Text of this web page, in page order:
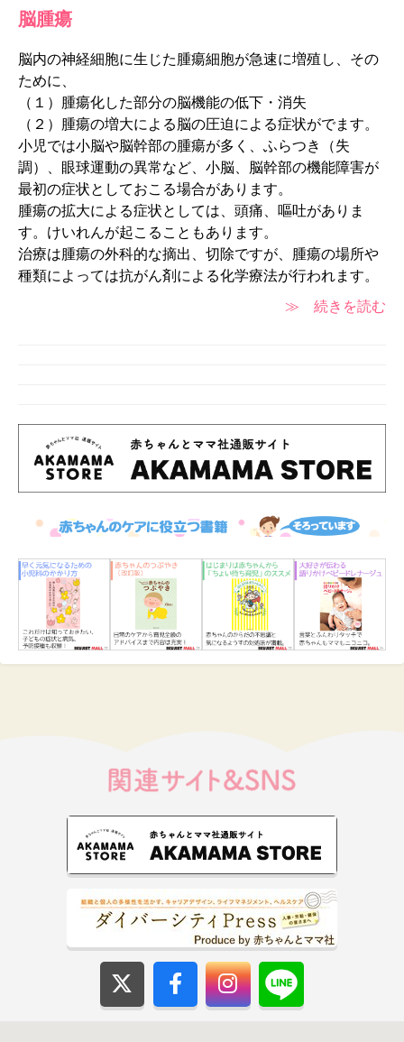
脳腫瘍
脳内の神経細胞に生じた腫瘍細胞が急速に増殖し、その
ために、
（１）腫瘍化した部分の脳機能の低下・消失
（２）腫瘍の増大による脳の圧迫による症状がでます。
小児では小脳や脳幹部の腫瘍が多く、ふらつき（失
調）、眼球運動の異常など、小脳、脳幹部の機能障害が
最初の症状としておこる場合があります。
腫瘍の拡大による症状としては、頭痛、嘔吐がありま
す。けいれんが起こることもあります。
治療は腫瘍の外科的な摘出、切除ですが、腫瘍の場所や
種類によっては抗がん剤による化学療法が行われます。
≫ 続きを読む